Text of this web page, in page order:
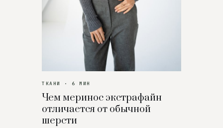
ТКАНИ · 6 МИН
Чем меринос экстрафайн
отличается от обычной
шерсти